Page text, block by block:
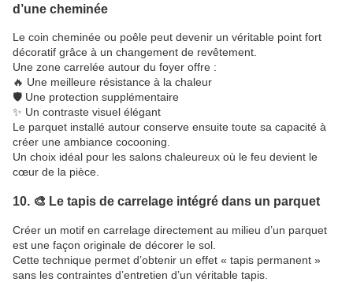
d’une cheminée
Le coin cheminée ou poêle peut devenir un véritable point fort
décoratif grâce à un changement de revêtement.
Une zone carrelée autour du foyer offre :
🔥 Une meilleure résistance à la chaleur
🛡️ Une protection supplémentaire
✨ Un contraste visuel élégant
Le parquet installé autour conserve ensuite toute sa capacité à
créer une ambiance cocooning.
Un choix idéal pour les salons chaleureux où le feu devient le
cœur de la pièce.
10. 🎨 Le tapis de carrelage intégré dans un parquet
Créer un motif en carrelage directement au milieu d’un parquet
est une façon originale de décorer le sol.
Cette technique permet d’obtenir un effet « tapis permanent »
sans les contraintes d’entretien d’un véritable tapis.